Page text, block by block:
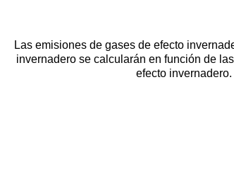
Las emisiones de gases de efecto
invernadero se calcularán en función de
efecto invernadero.